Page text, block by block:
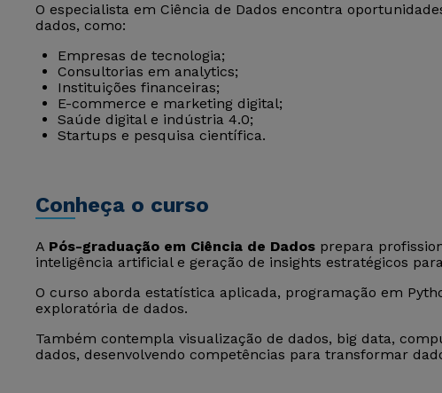
O especialista em Ciência de Dados encontra
dados, como:
Empresas de tecnologia;
Consultorias em analytics;
Instituições financeiras;
E-commerce e marketing digital;
Saúde digital e indústria 4.0;
Startups e pesquisa científica.
Conheça o curso
A Pós-graduação em Ciência de Dados prepara
inteligência artificial e geração de insights estratégicos
O curso aborda estatística aplicada, programação em
exploratória de dados.
Também contempla visualização de dados, big data,
dados, desenvolvendo competências para transformar